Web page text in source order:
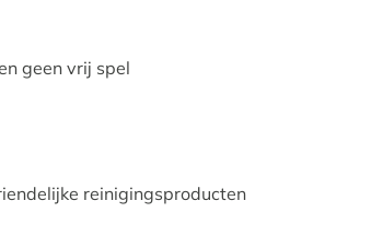
geen vrij spel
reinigingsproducten